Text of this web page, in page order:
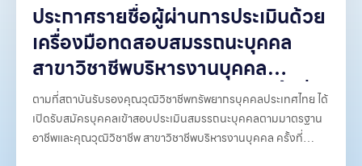
ประกาศรายชื่่อผู้ผ่านการประเมินด้วย
เครื่องมือทดสอบสมรรถนะบุคคล
สาขาวิชาชีพบริหารงานบุคคล
คุณวุฒิวิชาชีพระดับ 3 และ 4 ครั้งที่
3/2569 ศูนย์สอบมหาวิทยาลัย
เชียงใหม่
ตามที่สถาบันรับรองคุณวุฒิวิชาชีพทรัพยากรบุคคลประเทศไทย ได้
เปิดรับสมัครบุคคลเข้าสอบประเมินสมรรถนะบุคคลตามมาตรฐาน
อาชีพและคุณวุฒิวิชาชีพ สาขาวิชาชีพบริหารงานบุคคล ครั้งที่